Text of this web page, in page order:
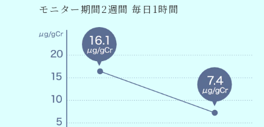
モニター期間2週間 毎日1時間